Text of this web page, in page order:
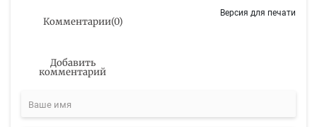
Комментарии(0)
Версия для печати
Добавить
комментарий